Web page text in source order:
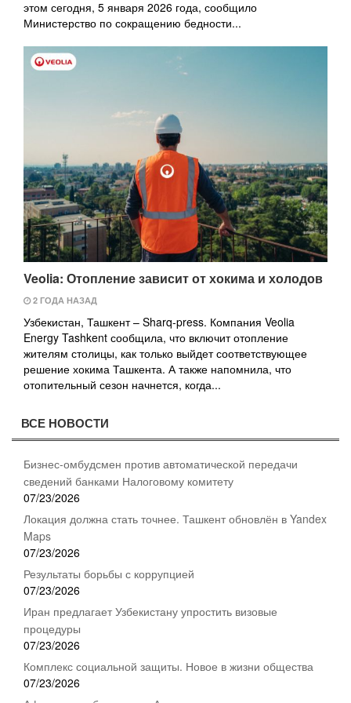
этом сегодня, 5 января 2026 года, сообщило
Министерство по сокращению бедности...
Veolia: Отопление зависит от хокима и холодов
2 ГОДА НАЗАД
Узбекистан, Ташкент – Sharq-press. Компания Veolia
Energy Tashkent сообщила, что включит отопление
жителям столицы, как только выйдет соответствующее
решение хокима Ташкента. А также напомнила, что
отопительный сезон начнется, когда...
ВСЕ НОВОСТИ
Бизнес-омбудсмен против автоматической передачи
сведений банками Налоговому комитету
07/23/2026
Локация должна стать точнее. Ташкент обновлён в Yandex
Maps
07/23/2026
Результаты борьбы с коррупцией
07/23/2026
Иран предлагает Узбекистану упростить визовые
процедуры
07/23/2026
Комплекс социальной защиты. Новое в жизни общества
07/23/2026